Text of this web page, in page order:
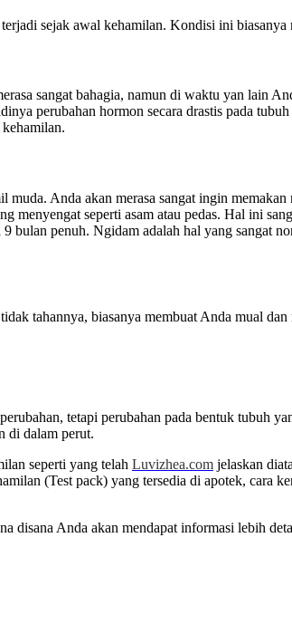
sejak awal kehamilan. Kondisi ini
sangat bahagia, namun di waktu yan lain
perubahan hormon secara drastis pada
Anda akan merasa sangat ingin
menyengat seperti asam atau pedas. Hal ini
bulan penuh. Ngidam adalah hal yang sangat
tahannya, biasanya membuat Anda mual dan
tetapi perubahan pada bentuk tubuh
di dalam perut.
seperti yang telah Luvizhea.com jelaskan
(Test pack) yang tersedia di apotek,
disana Anda akan mendapat informasi lebih